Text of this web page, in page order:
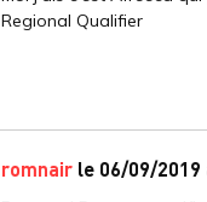
Regional Qualifier
romnair le 06/09/2019